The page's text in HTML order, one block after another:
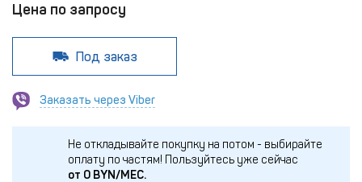
Цена по запросу
Под заказ
Заказать через Viber
Не откладывайте покупку на потом - выбирайте
оплату по частям! Пользуйтесь уже сейчас
от 0 BYN/МЕС.